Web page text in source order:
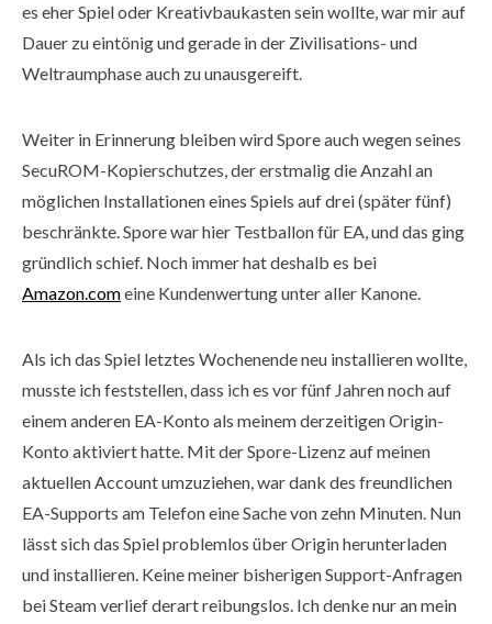
es eher Spiel oder Kreativbaukasten sein wollte, war mir auf
Dauer zu eintönig und gerade in der Zivilisations- und
Weltraumphase auch zu unausgereift.
Weiter in Erinnerung bleiben wird Spore auch wegen seines
SecuROM-Kopierschutzes, der erstmalig die Anzahl an
möglichen Installationen eines Spiels auf drei (später fünf)
beschränkte. Spore war hier Testballon für EA, und das ging
gründlich schief. Noch immer hat deshalb es bei
Amazon.comeine Kundenwertung unter aller Kanone.
Als ich das Spiel letztes Wochenende neu installieren wollte,
musste ich feststellen, dass ich es vor fünf Jahren noch auf
einem anderen EA-Konto als meinem derzeitigen Origin-
Konto aktiviert hatte. Mit der Spore-Lizenz auf meinen
aktuellen Account umzuziehen, war dank des freundlichen
EA-Supports am Telefon eine Sache von zehn Minuten. Nun
lässt sich das Spiel problemlos über Origin herunterladen
und installieren. Keine meiner bisherigen Support-Anfragen
bei Steam verlief derart reibungslos. Ich denke nur an mein